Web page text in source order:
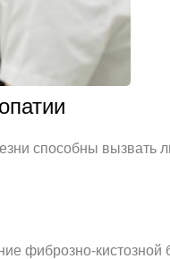
способны вызвать
фиброзно-